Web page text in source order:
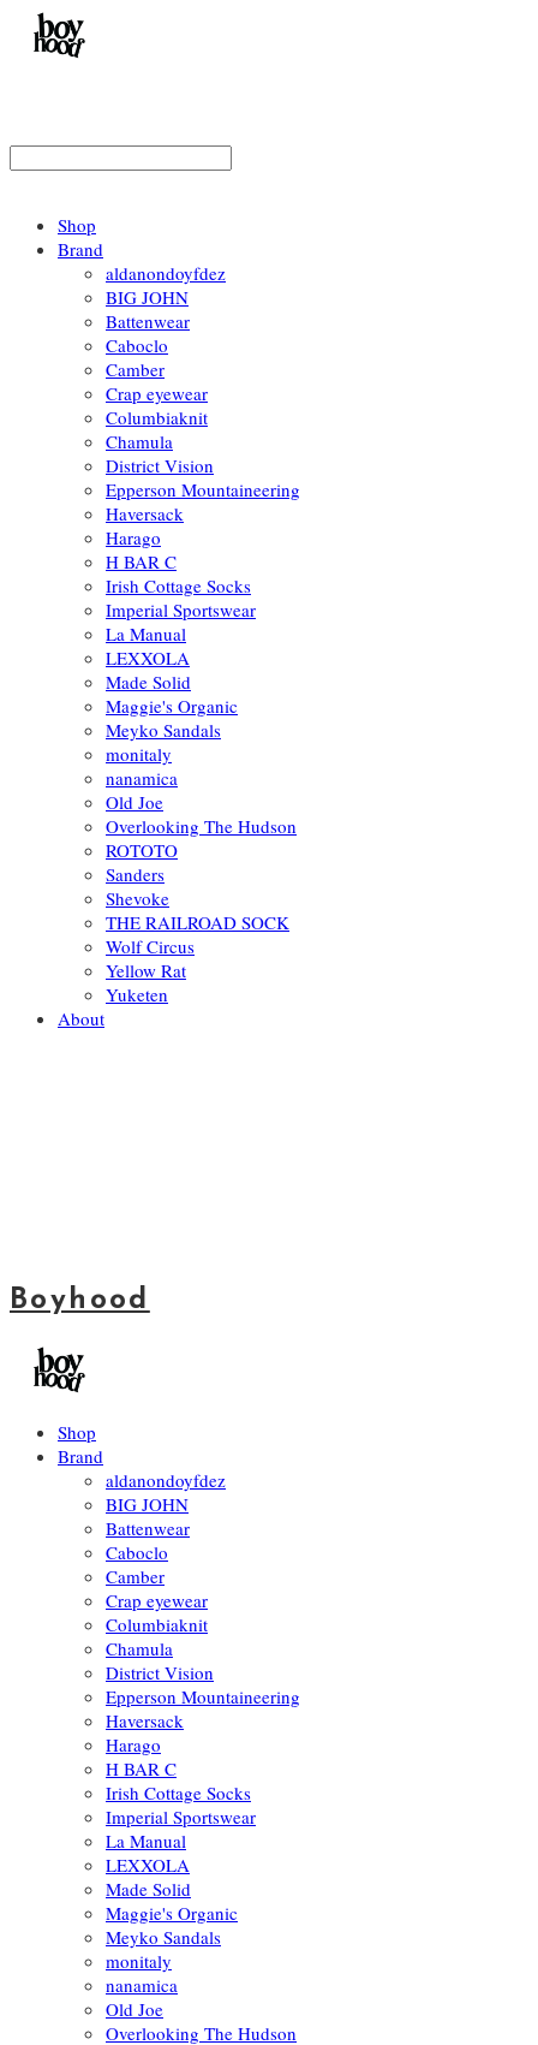
Shop
Brand
aldanondoyfdez
BIG JOHN
Battenwear
Caboclo
Camber
Crap eyewear
Columbiaknit
Chamula
District Vision
Epperson Mountaineering
Haversack
Harago
H BAR C
Irish Cottage Socks
Imperial Sportswear
La Manual
LEXXOLA
Made Solid
Maggie's Organic
Meyko Sandals
monitaly
nanamica
Old Joe
Overlooking The Hudson
ROTOTO
Sanders
Shevoke
THE RAILROAD SOCK
Wolf Circus
Yellow Rat
Yuketen
About
Boyhood
Shop
Brand
aldanondoyfdez
BIG JOHN
Battenwear
Caboclo
Camber
Crap eyewear
Columbiaknit
Chamula
District Vision
Epperson Mountaineering
Haversack
Harago
H BAR C
Irish Cottage Socks
Imperial Sportswear
La Manual
LEXXOLA
Made Solid
Maggie's Organic
Meyko Sandals
monitaly
nanamica
Old Joe
Overlooking The Hudson